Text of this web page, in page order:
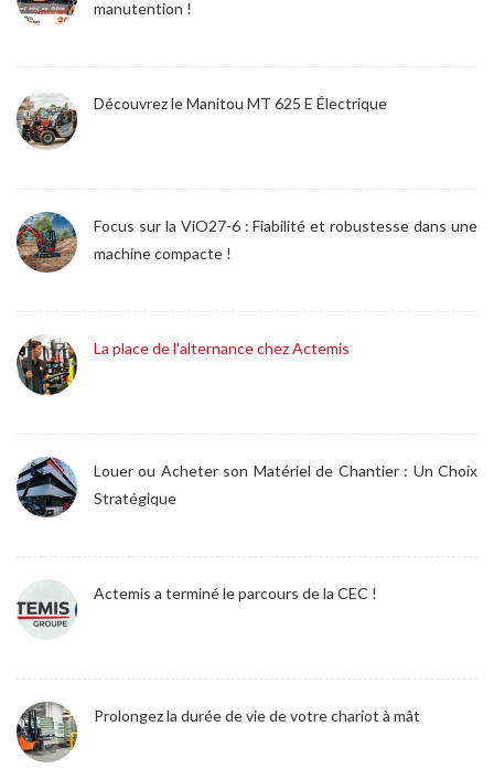
manutention !
Découvrez le Manitou MT 625 E Électrique
Focus sur la ViO27-6 : Fiabilité et robustesse dans une
machine compacte !
La place de l'alternance chez Actemis
Louer ou Acheter son Matériel de Chantier : Un Choix
Stratégique
Actemis a terminé le parcours de la CEC !
Prolongez la durée de vie de votre chariot à mât